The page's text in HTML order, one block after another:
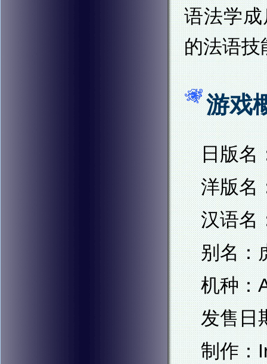
语法学
的法语技
游戏
日版名
洋版名
汉语名
别名：
机种：
发售日
制作：